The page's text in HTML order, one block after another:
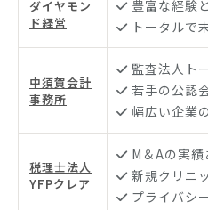
ダイヤモン
ド経営
豊富な経験
トータルで
中須賀会計
事務所
監査法人ト
若手の公認
幅広い企業
税理士法人
YFPクレア
M＆Aの実
新規クリニ
プライバシ